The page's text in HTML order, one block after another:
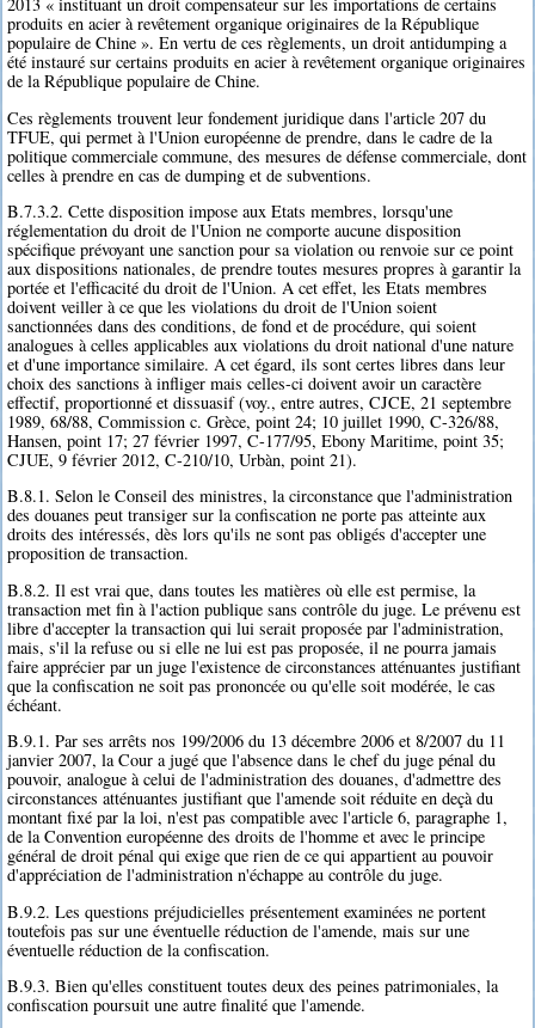
produits en acier à revêtement organique originaires de la République
populaire de Chine ». En vertu de ces règlements, un droit antidumping a
été instauré sur certains produits en acier à revêtement organique originaires
de la République populaire de Chine.
Ces règlements trouvent leur fondement juridique dans l'article 207 du
TFUE, qui permet à l'Union européenne de prendre, dans le cadre de la
politique commerciale commune, des mesures de défense commerciale, dont
celles à prendre en cas de dumping et de subventions.
B.7.3.2. Cette disposition impose aux Etats membres, lorsqu'une
réglementation du droit de l'Union ne comporte aucune disposition
spécifique prévoyant une sanction pour sa violation ou renvoie sur ce point
aux dispositions nationales, de prendre toutes mesures propres à garantir la
portée et l'efficacité du droit de l'Union. A cet effet, les Etats membres
doivent veiller à ce que les violations du droit de l'Union soient
sanctionnées dans des conditions, de fond et de procédure, qui soient
analogues à celles applicables aux violations du droit national d'une nature
et d'une importance similaire. A cet égard, ils sont certes libres dans leur
choix des sanctions à infliger mais celles-ci doivent avoir un caractère
effectif, proportionné et dissuasif (voy., entre autres, CJCE, 21 septembre
1989, 68/88, Commission c. Grèce, point 24; 10 juillet 1990, C-326/88,
Hansen, point 17; 27 février 1997, C-177/95, Ebony Maritime, point 35;
CJUE, 9 février 2012, C-210/10, Urbàn, point 21).
B.8.1. Selon le Conseil des ministres, la circonstance que l'administration
des douanes peut transiger sur la confiscation ne porte pas atteinte aux
droits des intéressés, dès lors qu'ils ne sont pas obligés d'accepter une
proposition de transaction.
B.8.2. Il est vrai que, dans toutes les matières où elle est permise, la
transaction met fin à l'action publique sans contrôle du juge. Le prévenu est
libre d'accepter la transaction qui lui serait proposée par l'administration,
mais, s'il la refuse ou si elle ne lui est pas proposée, il ne pourra jamais
faire apprécier par un juge l'existence de circonstances atténuantes justifiant
que la confiscation ne soit pas prononcée ou qu'elle soit modérée, le cas
échéant.
B.9.1. Par ses arrêts nos 199/2006 du 13 décembre 2006 et 8/2007 du 11
janvier 2007, la Cour a jugé que l'absence dans le chef du juge pénal du
pouvoir, analogue à celui de l'administration des douanes, d'admettre des
circonstances atténuantes justifiant que l'amende soit réduite en deçà du
montant fixé par la loi, n'est pas compatible avec l'article 6, paragraphe 1,
de la Convention européenne des droits de l'homme et avec le principe
général de droit pénal qui exige que rien de ce qui appartient au pouvoir
d'appréciation de l'administration n'échappe au contrôle du juge.
B.9.2. Les questions préjudicielles présentement examinées ne portent
toutefois pas sur une éventuelle réduction de l'amende, mais sur une
éventuelle réduction de la confiscation.
B.9.3. Bien qu'elles constituent toutes deux des peines patrimoniales, la
confiscation poursuit une autre finalité que l'amende.